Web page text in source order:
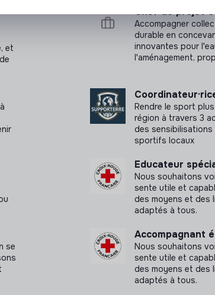
et
Chef de projet
Accompagner
durable en
innovantes pour
l'aménagement,
Rendre le sport
région à travers 3
des
sportifs locaux
Educateur
Nous souhaitons
sente utile et
des moyens et des
adaptés à tous.
se
Accompagnant
Nous souhaitons
sente utile et
des moyens et des
adaptés à tous.